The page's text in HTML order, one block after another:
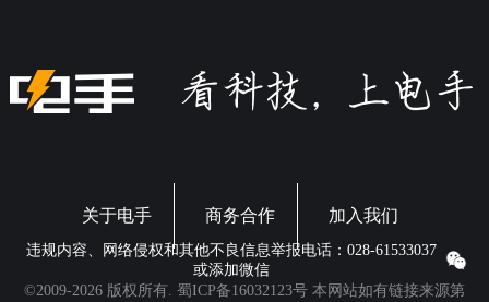
关于电手 商务合作 加入我们
违规内容、网络侵权和其他不良信息举报电话：028-61533037
或添加微信
©2009-2026 版权所有. 蜀ICP备16032123号 本网站如有链接来源第